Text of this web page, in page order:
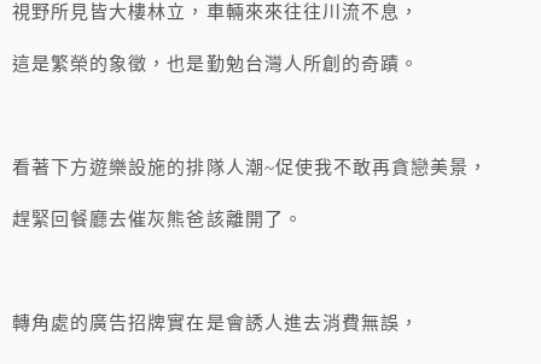
視野所見皆大樓林立，車輛來來往往川流不息，
這是繁榮的象徵，也是勤勉台灣人所創的奇蹟。
看著下方遊樂設施的排隊人潮~促使我不敢再貪戀美景，
趕緊回餐廳去催灰熊爸該離開了。
轉角處的廣告招牌實在是會誘人進去消費無誤，